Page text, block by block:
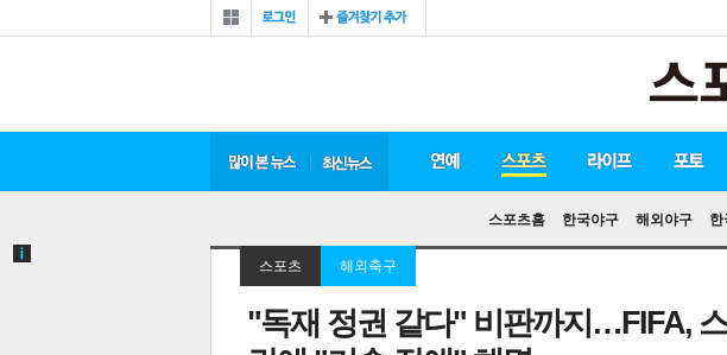
스포츠홈 한국야구 해외야구 한
스포츠 해외축구
"독재 정권 같다" 비판까지…FIFA,